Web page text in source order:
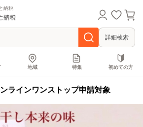
納税
詳細検索
地域 特集 初めての方
ラインワンストップ申請対象